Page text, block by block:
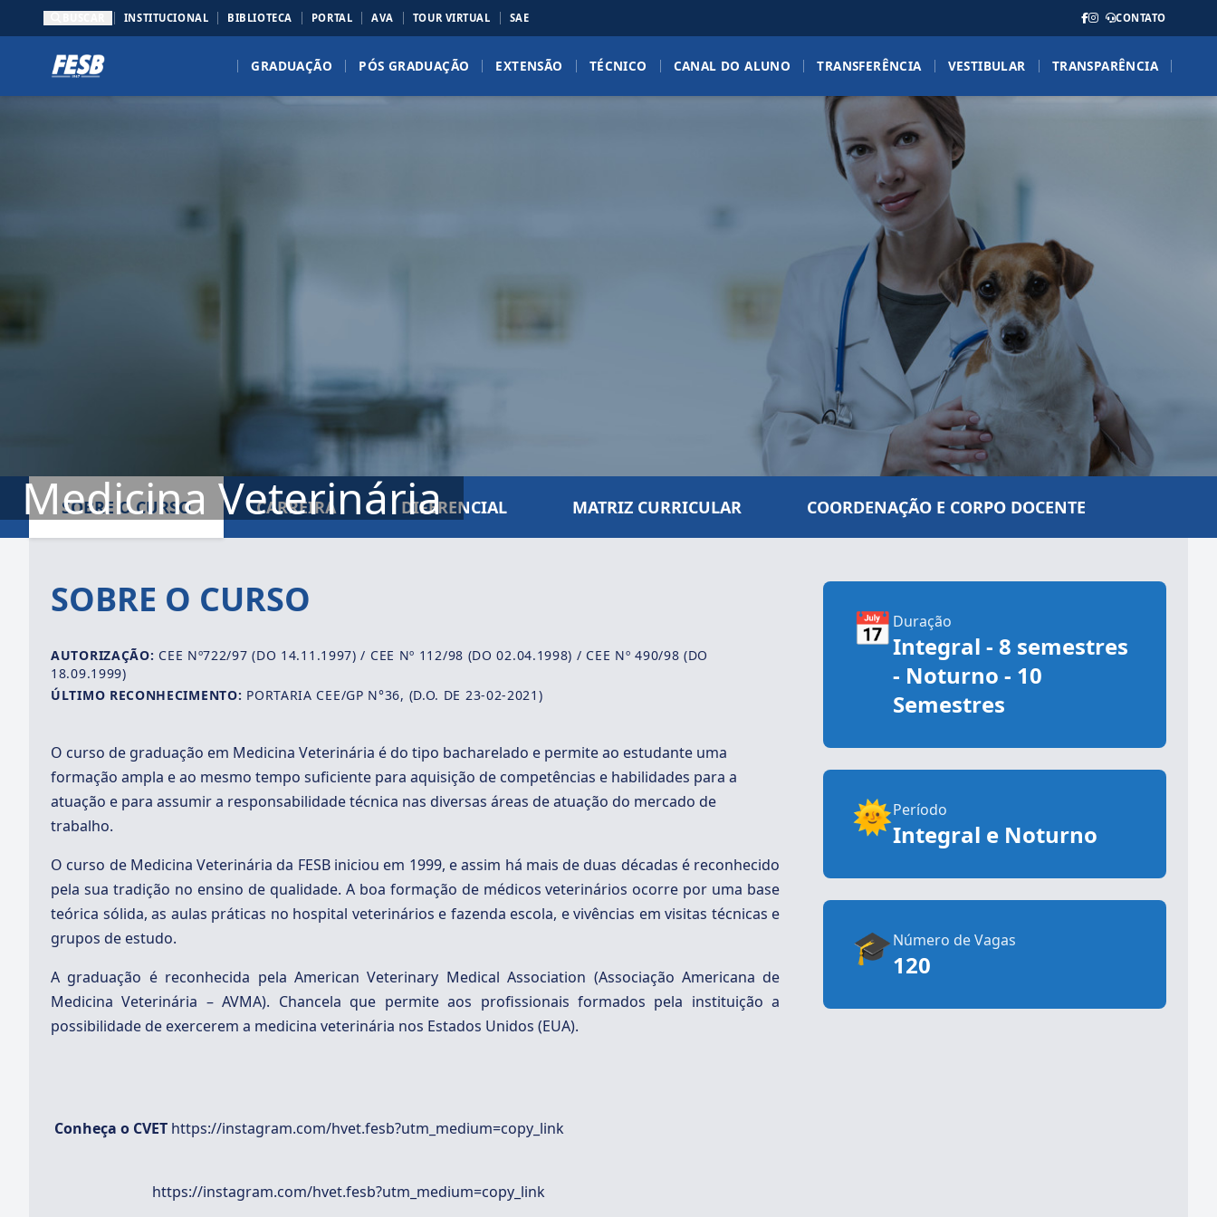
INSTITUCIONAL BIBLIOTECA PORTAL AVA TOUR VIRTUAL SAE CONTATO
GRADUAÇÃO PÓS GRADUAÇÃO EXTENSÃO TÉCNICO CANAL DO ALUNO TRANSFERÊNCIA VESTIBULAR TRANSPARÊNCIA
Medicina Veterinária
SOBRE O CURSO CARREIRA DIFERENCIAL MATRIZ CURRICULAR COORDENAÇÃO E CORPO DOCENTE
SOBRE O CURSO
AUTORIZAÇÃO: CEE Nº722/97 (DO 14.11.1997) / CEE Nº 112/98 (DO 02.04.1998) / CEE Nº 490/98 (DO
18.09.1999)
ÚLTIMO RECONHECIMENTO: PORTARIA CEE/GP N°36, (D.O. DE 23-02-2021)
O curso de graduação em Medicina Veterinária é do tipo bacharelado e permite ao estudante uma
formação ampla e ao mesmo tempo suficiente para aquisição de competências e habilidades para a
atuação e para assumir a responsabilidade técnica nas diversas áreas de atuação do mercado de
trabalho.
O curso de Medicina Veterinária da FESB iniciou em 1999, e assim há mais de duas décadas é reconhecido
pela sua tradição no ensino de qualidade. A boa formação de médicos veterinários ocorre por uma base
teórica sólida, as aulas práticas no hospital veterinários e fazenda escola, e vivências em visitas técnicas e
grupos de estudo.
A graduação é reconhecida pela American Veterinary Medical Association (Associação Americana de
Medicina Veterinária – AVMA). Chancela que permite aos profissionais formados pela instituição a
possibilidade de exercerem a medicina veterinária nos Estados Unidos (EUA).
Conheça o CVET https://instagram.com/hvet.fesb?utm_medium=copy_link
https://instagram.com/hvet.fesb?utm_medium=copy_link
📅Duração
Integral - 8 semestres
- Noturno - 10
Semestres
🌞Período
Integral e Noturno
🎓Número de Vagas
120